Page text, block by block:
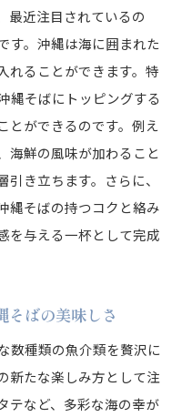
最近注目されているの
す。沖縄は海に囲まれた
れることができます。特
縄そばにトッピングする
とができるのです。例え
海鮮の風味が加わること
き立ちます。さらに、
縄そばの持つコクと絡み
を与える一杯として完成
そばの美味しさ
数種類の魚介類を贅沢に
新たな楽しみ方として注
テなど、多彩な海の幸が